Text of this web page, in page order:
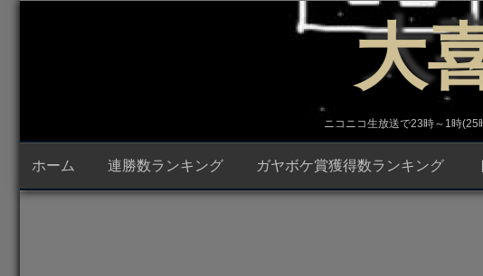
プ
大
ニコニコ生放送で23時～1時
ホーム 連勝数ランキング ガヤボケ賞獲得数ランキング